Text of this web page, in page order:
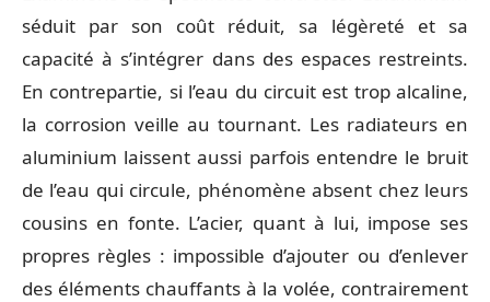
séduit par son coût réduit, sa légèreté et sa
capacité à s’intégrer dans des espaces restreints.
En contrepartie, si l’eau du circuit est trop alcaline,
la corrosion veille au tournant. Les radiateurs en
aluminium laissent aussi parfois entendre le bruit
de l’eau qui circule, phénomène absent chez leurs
cousins en fonte. L’acier, quant à lui, impose ses
propres règles : impossible d’ajouter ou d’enlever
des éléments chauffants à la volée, contrairement